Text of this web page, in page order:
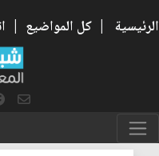
الرئيسية | كل المواضيع |